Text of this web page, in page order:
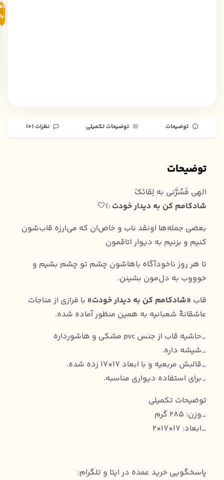
توضیحات توضیحات تکمیلی نظرات (0)
توضیحات
الهی فَسُرَّنی به لِقائکَ
شادکامم کن به دیدار خودت :)🤍
بعضی جمله‌ها اونقد ناب و خاص‌ان که می‌ارزه قاب‌شون
کنیم و بزنیم به دیوار اتاقمون
تا هر روز ناخودآگاه باهاشون چشم تو چشم بشیم و
خوووب به دل‌مون بشینن.
قاب «شادکامم کن به دیدار خودت» با فرازی از مناجات
عاشقانهٔ شعبانیه به همین منظور آماده شده.
_حاشیه قاب‌ از جنس pvc مشکی و هاشورداره
_شیشه داره.
_قالبش مربعیه و با ابعاد ۱۷×۱۷ زده شده.
_برای استفاده دیواری مناسبه.
توضیحات تکمیلی
_وزن: ۲۸۵ گرم
_ابعاد: ۱۷×۱۷×۲
پاسخگویی خرید عمده در ایتا و تلگرام: